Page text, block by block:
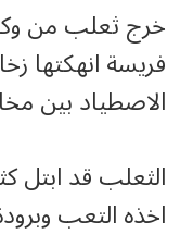
خرج ثعلب من
فريسة انهكتها
الاصطياد بين
الثعلب قد ابتل
اخذه التعب